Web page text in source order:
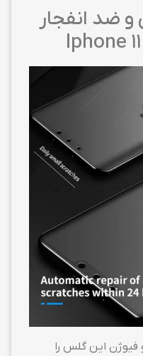
و ضد انفجار
فیوژن این گلس را